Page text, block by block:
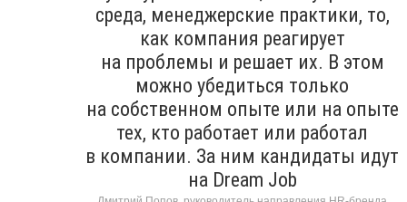
среда, менеджерские практики, то,
как компания реагирует
на проблемы и решает их. В этом
можно убедиться только
на собственном опыте или на опыте
тех, кто работает или работал
в компании. За ним кандидаты идут
на Dream Job